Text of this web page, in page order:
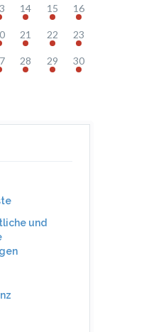
14 15 16
21 22 23
28 29 30
und